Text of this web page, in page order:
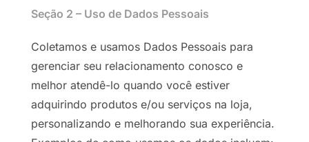
Seção 2 – Uso de Dados Pessoais
Coletamos e usamos Dados Pessoais para
gerenciar seu relacionamento conosco e
melhor atendê-lo quando você estiver
adquirindo produtos e/ou serviços na loja,
personalizando e melhorando sua experiência.